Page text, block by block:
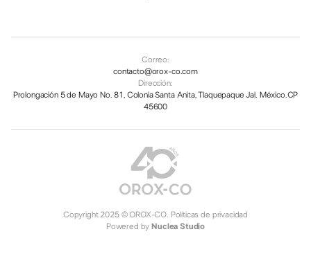
Correo:
contacto@orox-co.com
Dirección:
Prolongación 5 de Mayo No. 81, Colonia Santa Anita, Tlaquepaque Jal. México.CP
45600
Copyright 2025 © OROX-CO. Políticas de privacidad
Powered by Nuclea Studio